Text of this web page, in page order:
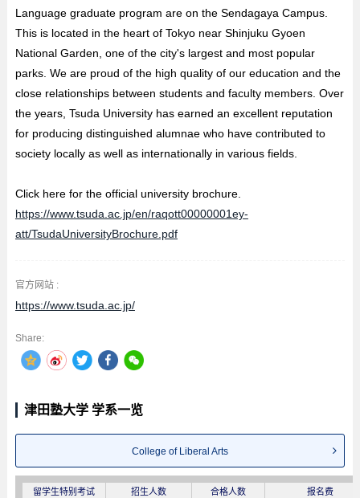
Language graduate program are on the Sendagaya Campus.
This is located in the heart of Tokyo near Shinjuku Gyoen
National Garden, one of the city's largest and most popular
parks. We are proud of the high quality of our education and the
close relationships between students and faculty members. Over
the years, Tsuda University has earned an excellent reputation
for producing distinguished alumnae who have contributed to
society locally as well as internationally in various fields.
Click here for the official university brochure.
https://www.tsuda.ac.jp/en/raqott00000001ey-
att/TsudaUniversityBrochure.pdf
官方网站 :
https://www.tsuda.ac.jp/
Share:
津田塾大学 学系一览
College of Liberal Arts
留学生特别考试 招生人数 合格人数 报名费